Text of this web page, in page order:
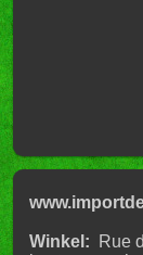
Winkel: Rue